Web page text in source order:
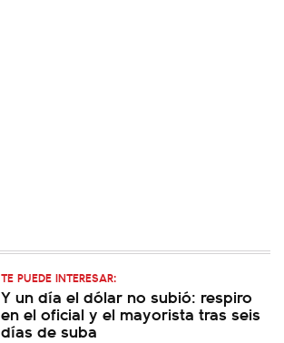
TE PUEDE INTERESAR:
Y un día el dólar no subió: respiro
en el oficial y el mayorista tras seis
días de suba